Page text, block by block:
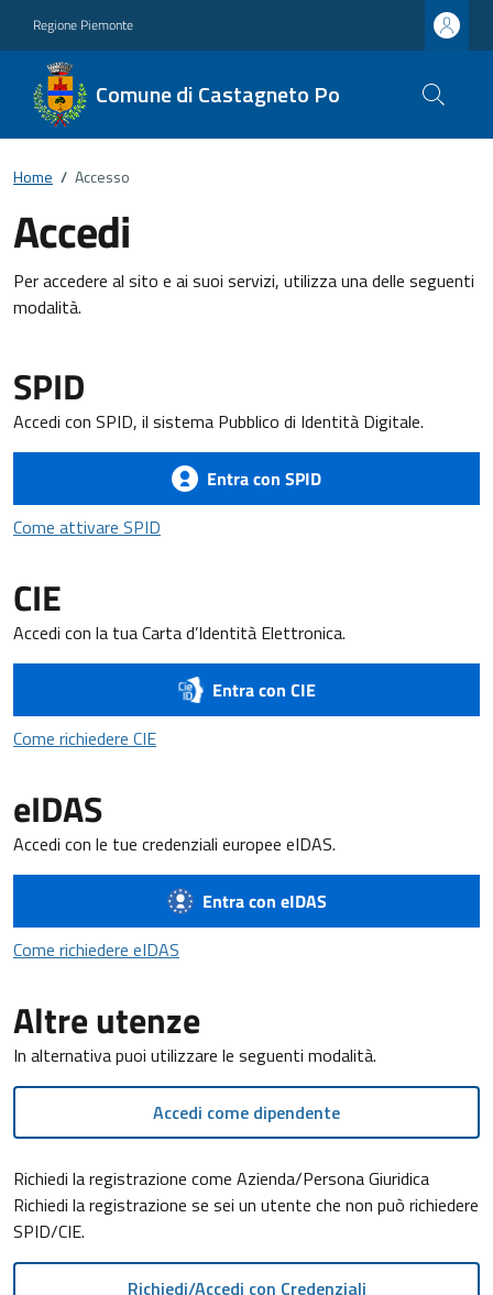
Regione Piemonte
Comune di Castagneto Po
Home / Accesso
Accedi
Per accedere al sito e ai suoi servizi, utilizza una delle seguenti
modalità.
SPID
Accedi con SPID, il sistema Pubblico di Identità Digitale.
Entra con SPID
Come attivare SPID
CIE
Accedi con la tua Carta d’Identità Elettronica.
Entra con CIE
Come richiedere CIECome richiedere CIE
eIDAS
Accedi con le tue credenziali europee eIDAS.
Entra con eIDAS
Come richiedere eIDAS
Altre utenze
In alternativa puoi utilizzare le seguenti modalità.
Accedi come dipendente
Richiedi la registrazione come Azienda/Persona Giuridica
Richiedi la registrazione se sei un utente che non può richiedere
SPID/CIE.